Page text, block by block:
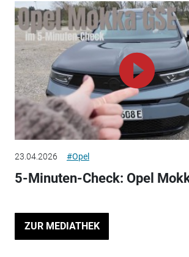
23.04.2026 #Opel
5-Minuten-Check: Opel
ZUR MEDIATHEK